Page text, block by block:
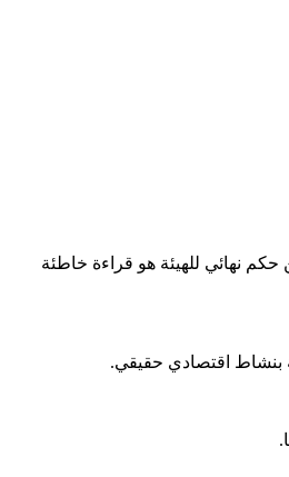
عن حكم نهائي للهيئة هو قراءة خاطئة
بنشاط اقتصادي حقيقي.